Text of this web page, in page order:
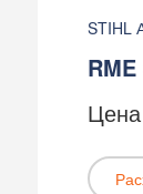
STIHL
Цена